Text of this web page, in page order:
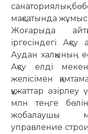
санаториялық
мақсатында
Жоғарыда
іргесіндегі
Аудан халқының
Ақсу елді
желісімен
құжаттар
млн теңге
жобалаушы
управление